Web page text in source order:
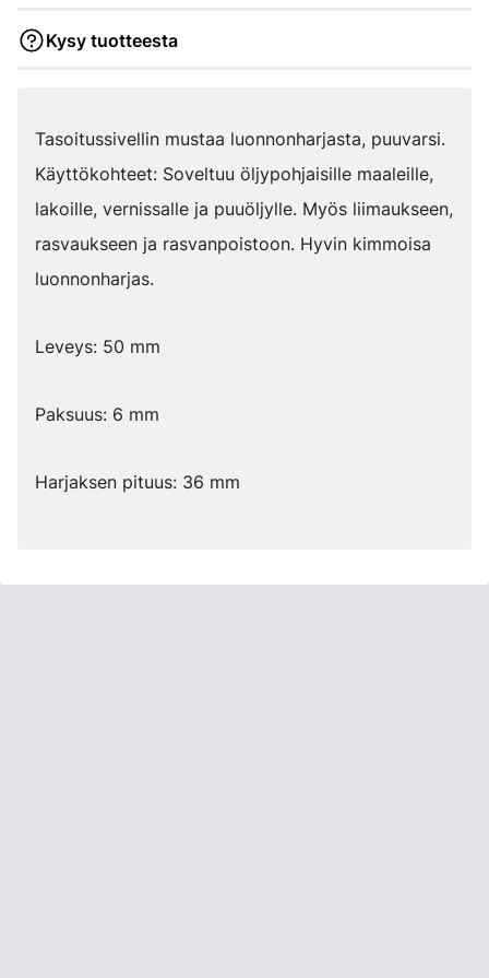
Kysy tuotteesta
Tasoitussivellin mustaa luonnonharjasta, puuvarsi.
Käyttökohteet: Soveltuu öljypohjaisille maaleille,
lakoille, vernissalle ja puuöljylle. Myös liimaukseen,
rasvaukseen ja rasvanpoistoon. Hyvin kimmoisa
luonnonharjas.
Leveys: 50 mm
Paksuus: 6 mm
Harjaksen pituus: 36 mm